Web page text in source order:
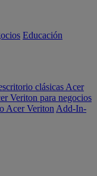
Educación
clásicas Acer
Veriton para negocios
Acer Veriton Add-In-